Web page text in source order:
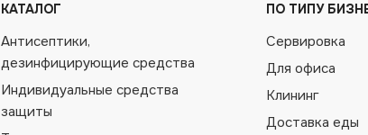
КАТАЛОГ
Антисептики,
дезинфицирующие средства
Индивидуальные средства
защиты
ПО ТИПУ
Сервировка
Для офиса
Клининг
Доставка еды
Отправить
Нажимая кнопку “Отправить“ вы